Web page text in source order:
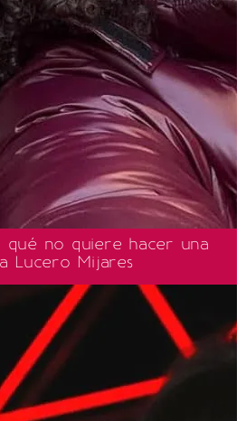
no quiere hacer una
Lucero Mijares